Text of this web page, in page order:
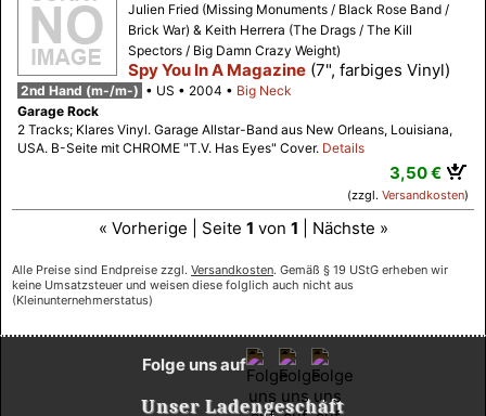
Julien Fried (Missing Monuments / Black Rose Band /
Brick War) & Keith Herrera (The Drags / The Kill
Spectors / Big Damn Crazy Weight)
Spy You In A Magazine (7", farbiges Vinyl)
2nd Hand (m-/m-) US 2004
Big Neck
Garage Rock
2 Tracks; Klares Vinyl. Garage Allstar-Band aus New Orleans, Louisiana,
USA. B-Seite mit CHROME "T.V. Has Eyes" Cover. Details
3,50 €
(zzgl. Versandkosten)
« Vorherige | Seite 1 von 1 | Nächste »
Alle Preise sind Endpreise zzgl. Versandkosten. Gemäß § 19 UStG erheben wir
keine Umsatzsteuer und weisen diese folglich auch nicht aus
(Kleinunternehmerstatus)
Unser Ladengeschäft
Folge uns auf